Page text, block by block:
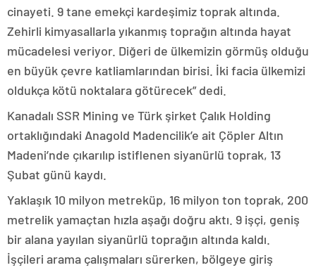
cinayeti. 9 tane emekçi kardeşimiz toprak altında.
Zehirli kimyasallarla yıkanmış toprağın altında hayat
mücadelesi veriyor. Diğeri de ülkemizin görmüş olduğu
en büyük çevre katliamlarından birisi. İki facia ülkemizi
oldukça kötü noktalara götürecek” dedi.
Kanadalı SSR Mining ve Türk şirket Çalık Holding
ortaklığındaki Anagold Madencilik’e ait Çöpler Altın
Madeni’nde çıkarılıp istiflenen siyanürlü toprak, 13
Şubat günü kaydı.
Yaklaşık 10 milyon metreküp, 16 milyon ton toprak, 200
metrelik yamaçtan hızla aşağı doğru aktı. 9 işçi, geniş
bir alana yayılan siyanürlü toprağın altında kaldı.
İşçileri arama çalışmaları sürerken, bölgeye giriş